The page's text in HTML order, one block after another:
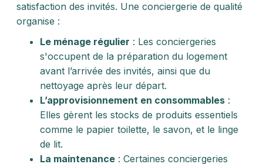
satisfaction des invités. Une conciergerie de qualité
organise :
Le ménage régulier : Les conciergeries
s'occupent de la préparation du logement
avant l’arrivée des invités, ainsi que du
nettoyage après leur départ.
L’approvisionnement en consommables :
Elles gèrent les stocks de produits essentiels
comme le papier toilette, le savon, et le linge
de lit.
La maintenance : Certaines conciergeries